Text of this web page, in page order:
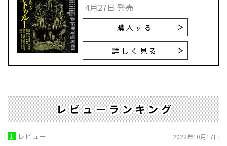
4月27日 発売
購入する
詳しく見る
レビューランキング
1 レビュー 2022年10月17日